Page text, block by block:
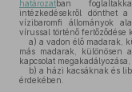
határozatban
intézkedésekről dönthet
vízibaromfi állományok
vírussal történő fertőződése
a) a vadon élő madarak,
más madarak, különösen
kapcsolat megakadályozása,
b) a házi kacsáknak és
érdekében.